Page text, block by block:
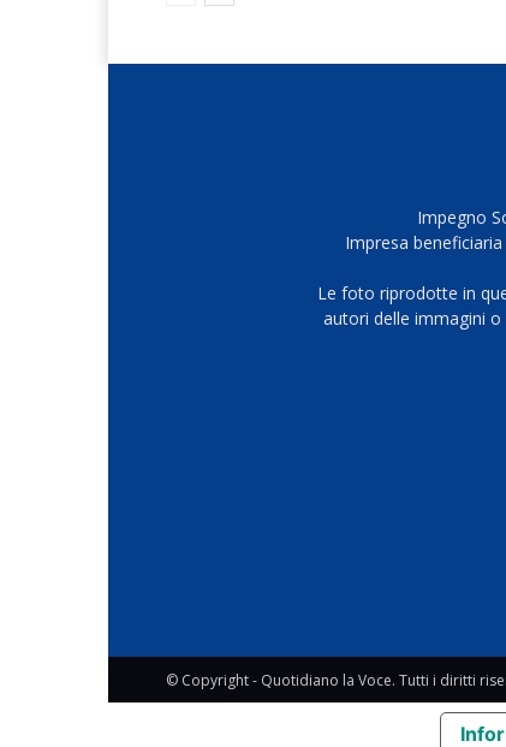
Impegno
Impresa
Le foto riprodotte in
autori delle immagini
© Copyright - Quotidiano la Voce. Tutti i diritti